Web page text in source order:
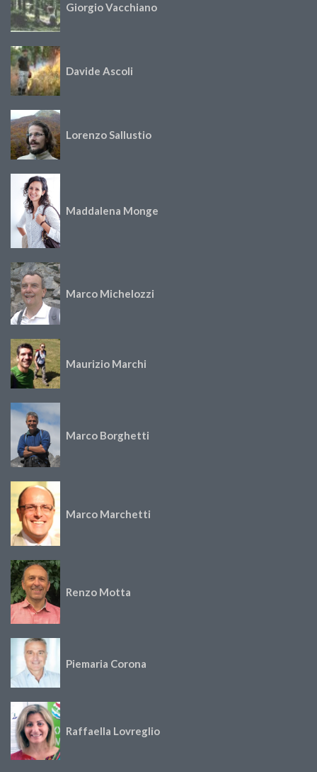
Giorgio Vacchiano
Davide Ascoli
Lorenzo Sallustio
Maddalena Monge
Marco Michelozzi
Maurizio Marchi
Marco Borghetti
Marco Marchetti
Renzo Motta
Piemaria Corona
Raffaella Lovreglio